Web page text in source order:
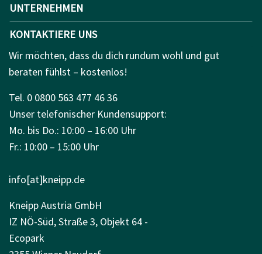
UNTERNEHMEN
KONTAKTIERE UNS
Wir möchten, dass du dich rundum wohl und gut
beraten fühlst – kostenlos!
Tel. 0 0800 563 477 46 36
Unser telefonischer Kundensupport:
Mo. bis Do.: 10:00 – 16:00 Uhr
Fr.: 10:00 – 15:00 Uhr
info[at]kneipp.de
Kneipp Austria GmbH
IZ NÖ-Süd, Straße 3, Objekt 64 -
Ecopark